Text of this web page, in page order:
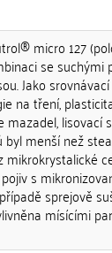
micro 127
se suchými
Jako
na tření,
lisovací
menší než
s
sprejově
mísícími